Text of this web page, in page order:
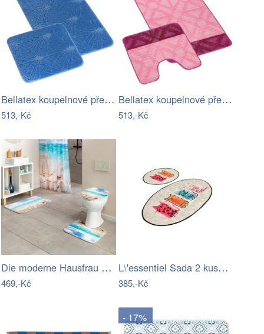
Bellatex koupelnové předložky SADA BANY…
513,-Kč
Bellatex koupelnové předložky SADA BANY…
513,-Kč
Die moderne Hausfrau Koupelnový set…
469,-Kč
L\'essentiel Sada 2 kusů koupelnových…
385,-Kč
- 17%